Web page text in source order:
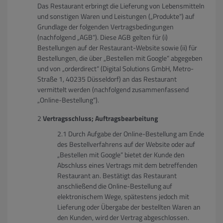
Das Restaurant erbringt die Lieferung von Lebensmitteln
und sonstigen Waren und Leistungen („Produkte“) auf
Grundlage der folgenden Vertragsbedingungen
(nachfolgend „AGB“). Diese AGB gelten für (i)
Bestellungen auf der Restaurant-Website sowie (ii) für
Bestellungen, die über „Bestellen mit Google“ abgegeben
und von „orderdirect“ (Digital Solutions GmbH, Metro-
Straße 1, 40235 Düsseldorf) an das Restaurant
vermittelt werden (nachfolgend zusammenfassend
„Online-Bestellung“).
Vertragsschluss; Auftragsbearbeitung
Durch Aufgabe der Online-Bestellung am Ende
des Bestellverfahrens auf der Website oder auf
„Bestellen mit Google“ bietet der Kunde den
Abschluss eines Vertrags mit dem betreffenden
Restaurant an. Bestätigt das Restaurant
anschließend die Online-Bestellung auf
elektronischem Wege, spätestens jedoch mit
Lieferung oder Übergabe der bestellten Waren an
den Kunden, wird der Vertrag abgeschlossen.